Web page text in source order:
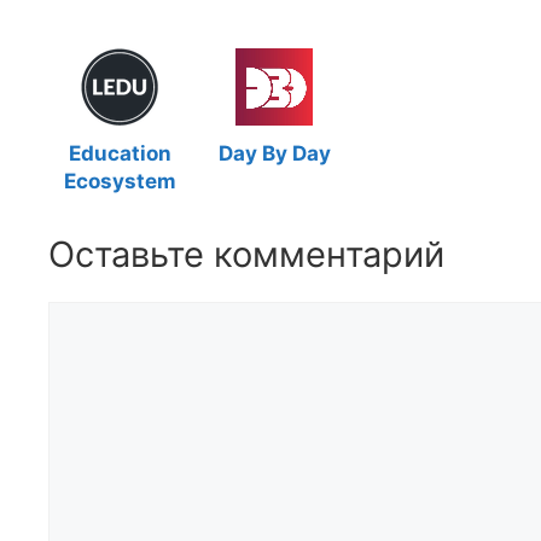
Education
Ecosystem
Day By Day
Оставьте комментарий